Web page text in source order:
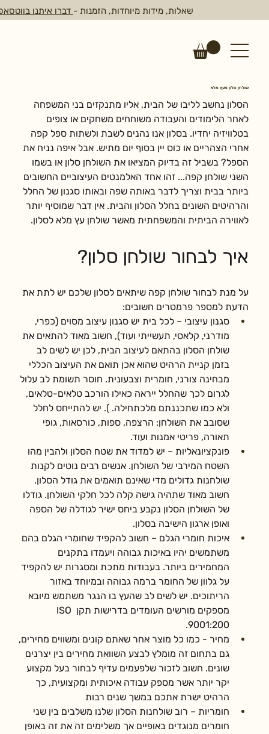
שאלות, מידות מיוחדות, הזמנות - דברו איתנו
שולחן סלון מעץ מלא
הסלון נחשב לליבו של הבית, אליו מתנקזים בני המשפחה
לאחר הלימודים והעבודה משוחחים משחקים או צופים
בטלוויזיה יחדיו. בסלון אנו נהנים לשבת ולשתות ספל קפה
אחרי הצהריים או כוס יין בסוף יום מתיש. אבל איפה נניח את
הספל? בשביל זה בדיוק המציאו את השולחן סלון או בשמו
השני שולחן קפה... זהו אחד האלמנטים העיצוביים החשובים
ביותר בבית וצריך לדבר באותה שפה ובאותו סגנון של החלל
והרהיטים השונים בחלל הסלון והבית. אין דבר שמוסיף יותר
לאווירה הביתית והמשפחתית מאשר שולחן עץ מלא לסלון.
איך לבחור שולחן סלון?
על מנת לבחור שולחן קפה שיתאים לסלון שלכם יש לתת את
הדעת למספר פרמטרים חשובים:
סגנון עיצובי – לכל בית יש סגנון עיצוב מסוים (כפרי,
מודרני, קלאסי, תעשייתי ועוד), חשוב מאוד להתאים את
שולחן הסלון בהתאם לעיצוב הבית, לכן יש לשים לב
בזמן קניית הרהיט שהוא אכן תואם את העיצוב הכללי
מבחינה צורני, חומרית וצבעונית. חוסר תשומת לב עלול
לגרום לכך שהחלל ייראה כאילו הורכב טלאים-טלאים,
ולא כמו שתכננתם מלכתחילה. ). יש להתייחס לחלל
שסובב את השולחן: הרצפה, ספות, כורסאות, גופי
תאורה, פריטי אמנות ועוד.
פונקציונאליות – יש למדוד את שטח הסלון ולהבין מהו
השטח המירבי של השולחן. אנשים רבים נוטים לקנות
שולחנות גדולים מדי שאינם תואמים את גודל הסלון.
חשוב מאוד שתהיה גישה קלה לכל חלקי השולחן. גודלו
של השולחן הסלון נקבע ביחס ישיר לגודלה של הספה
ואופן ארגון הישיבה בסלון.
איכות חומרי הגלם – חשוב להקפיד שחומרי הגלם בהם
משתמשים יהיו באיכות גבוהה ויעמדו בתקנים
המחמירים ביותר. בעבודות מתכת ומסגרות יש להקפיד
על גלוון של החומר ברמה גבוהה ובמיוחד באזור
הריתוכים. יש לשים לב שהעץ בו הנגר משתמש מיובא
מספקים מורשים העומדים בדרישות תקן ISO
9001:200.
מחיר - כמו כל מוצר אחר שאתם קונים ומשווים מחירים,
גם בתחום זה מומלץ לבצע השוואת מחירים בין יצרנים
שונים. חשוב לזכור שלפעמים עדיף לבחור בעל מקצוע
יקר יותר אשר מספק עבודה איכותית ומקצועית, כך
הרהיט ישרת אתכם במשך שנים רבות
חומריות – רוב שולחנות הסלון שלנו משלבים בין שני
חומרים מנוגדים באופיים אך משלימים זה את זה באופן